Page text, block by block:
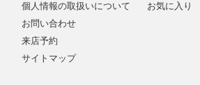
個人情報の取扱いについて
お問い合わせ
来店予約
サイトマップ
お気に入り